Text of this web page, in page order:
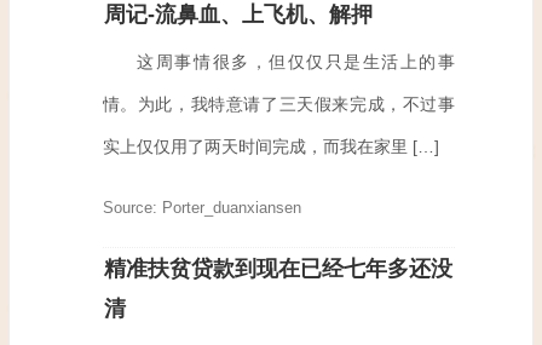
周记-流鼻血、上飞机、解押
这周事情很多，但仅仅只是生活上的事
情。为此，我特意请了三天假来完成，不过事
实上仅仅用了两天时间完成，而我在家里 […]
Source: Porter_duanxiansen
精准扶贫贷款到现在已经七年多还没
清